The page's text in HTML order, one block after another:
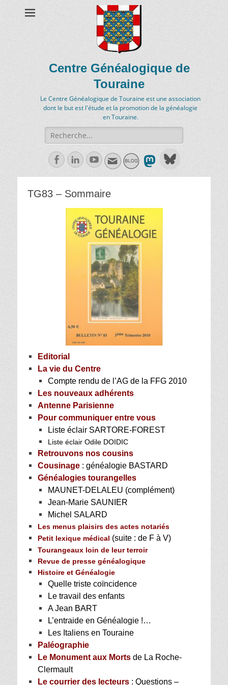
Centre Généalogique de
Touraine
Le Centre Généalogique de Touraine est une association
dont le but est l'étude et la promotion de la généalogie
en Touraine.
Recherche
de:
FacebookLinkedln
Youtube
TG83 – Sommaire
Editorial
La vie du Centre
Compte rendu de l’AG de la FFG 2010
Les nouveaux adhérents
Antenne Parisienne
Pour communiquer entre vous
Liste éclair SARTORE-FOREST
Liste éclair Odile DOIDIC
Retrouvons nos cousins
Cousinage : généalogie BASTARD
Généalogies tourangelles
MAUNET-DELALEU (complément)
Jean-Marie SAUNIER
Michel SALARD
Les menus plaisirs des actes notariés
Petit lexique médical (suite : de F à V)
Tourangeaux loin de leur terroir
Revue de presse généalogique
Histoire et Généalogie
Quelle triste coïncidence
Le travail des enfants
A Jean BART
L’entraide en Généalogie !…
Les Italiens en Touraine
Paléographie
Le Monument aux Morts de La Roche-
Clermault
Le courrier des lecteurs : Questions –